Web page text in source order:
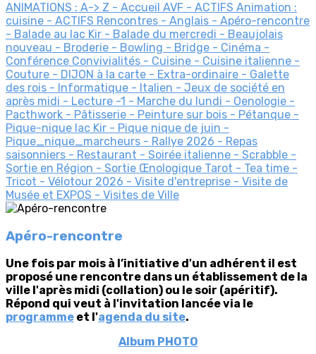
ANIMATIONS : A-> Z - Accueil AVF - ACTIFS Animation :
cuisine - ACTIFS Rencontres - Anglais - Apéro-rencontre
- Balade au lac Kir - Balade du mercredi - Beaujolais
nouveau - Broderie - Bowling - Bridge - Cinéma -
Conférence Convivialités - Cuisine - Cuisine italienne -
Couture - DIJON à la carte - Extra-ordinaire - Galette
des rois - Informatique - Italien - Jeux de société en
après midi - Lecture -1 - Marche du lundi - Oenologie -
Pacthwork - Pâtisserie - Peinture sur bois - Pétanque -
Pique-nique lac Kir - Pique nique de juin -
Pique_nique_marcheurs - Rallye 2026 - Repas
saisonniers - Restaurant - Soirée italienne - Scrabble -
Sortie en Région - Sortie Œnologique Tarot - Tea time -
Tricot - Vélotour 2026 - Visite d'entreprise - Visite de
Musée et EXPOS - Visites de Ville
Apéro-rencontre
Une fois par mois à l’initiative d'un adhérent il est
proposé une rencontre dans un établissement de la
ville l'après midi (collation) ou le soir (apéritif).
Répond qui veut à l'invitation lancée via le
programme et l'agenda du site.
Album PHOTO